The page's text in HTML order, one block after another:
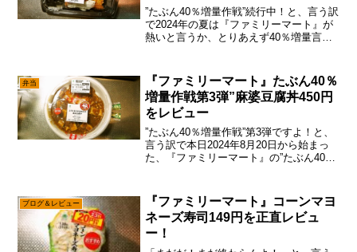
”たぶん40％増量作戦”続行中！と、言う訳
で2024年の夏は『ファミリーマート』が
熱いと言うか、とりあえず40％増量言わ
っぽく、なかなか買えないって人もSNS
で見かけ...
弁当
『ファミリーマート』たぶん40％
増量作戦第3弾”麻婆豆腐丼450円
をレビュー
”たぶん40％増量作戦”第3弾ですよ！と、
言う訳で本日2024年8月20日から始まっ
た、『ファミリーマート』の”たぶん40％
第1弾は40％増量の対象商品も、結構食べ
たい...
ブログ＆レビュー
『ファミリーマート』コーンマヨ
ネーズ寿司149円を正直レビュ
ー！